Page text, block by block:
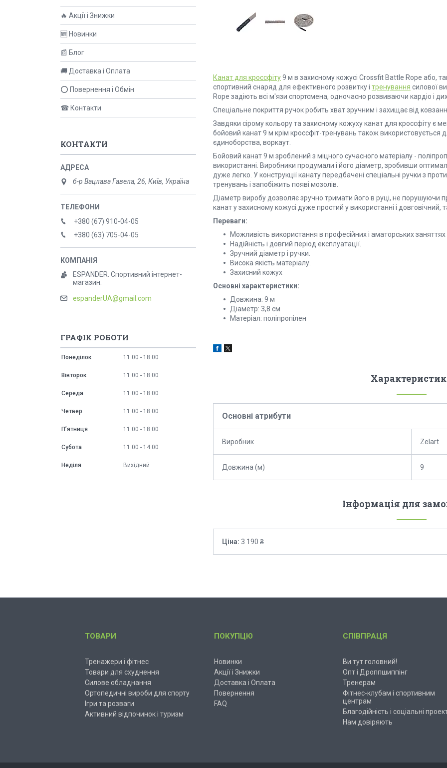
Канат для кроссфіту9 м в захисному кожусі Crossfit Battle Rope або,
спортивний снаряд для ефективного розвитку і тренування силової
Rope задіють всі м'язи спортсмена, одночасно розвиваючи кардіо і
Спеціальне покриття ручок робить хват зручним і захищає від
Завдяки сірому кольору та захисному кожуху канат для кроссфіту є
бойовий канат 9 м крім кроссфіт-тренувань також використовується
єдиноборства, воркаут.
Бойовий канат 9 м зроблений з міцного сучасного матеріалу -
використанні. Виробники продумали і його діаметр, зробивши
дуже легко. У конструкції канату передбачені спеціальні ручки з
тренувань і запобіжить появі мозолів.
Діаметр виробу дозволяє зручно тримати його в руці, не порушуючи
канат у захисному кожусі дуже простий у використанні і довговічний,
Переваги:
Можливість використання в професійних і аматорських заняттях
Надійність і довгий період експлуатації.
Зручний діаметр і ручки.
Висока якість матеріалу.
Захисний кожух
Основні характеристики:
Довжина: 9 м
Діаметр: 3,8 см
Матеріал: поліпропілен
Основні атрибути
Виробник Zelart
Довжина (м) 9
Інформація для
Ціна: 3 190 ₴
🔥 Акції і Знижки
🆕 Новинки
📰 Блог
🚚 Доставка і Оплата
⭕ Повернення і Обмін
☎ Контакти
КОНТАКТИ
б-р Вацлава Гавела, 26, Київ, Україна
+380 (67) 910-04-05
+380 (63) 705-04-05
ESPANDER. Спортивний інтернет-
магазин.
espanderUA@gmail.com
ГРАФІК РОБОТИ
Понеділок 11:00 18:00
Вівторок 11:00 18:00
Середа 11:00 18:00
Четвер 11:00 18:00
Пʼятниця 11:00 18:00
Субота 11:00 14:00
Неділя Вихідний
ТОВАРИ
Тренажери і фітнес
Товари для схуднення
Силове обладнання
Ортопедичні вироби для спорту
Ігри та розваги
Активний відпочинок і туризм
ПОКУПЦЮ
Новинки
Акції і Знижки
Доставка і Оплата
Повернення
FAQ
СПІВПРАЦЯ
Ви тут головний!
Опт і Дроппшиппінг
Тренерам
Фітнес-клубам і спортивним
центрам
Благодійність і соціальні
Нам довіряють